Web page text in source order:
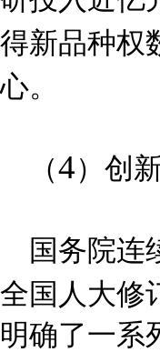
得新品种权
心。
（4）创
国务院连
全国人大修
明确了一系